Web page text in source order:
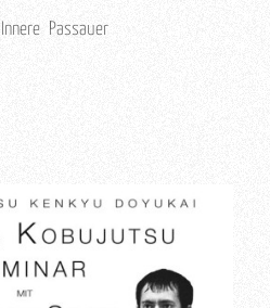
Innere Passauer